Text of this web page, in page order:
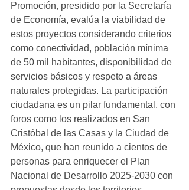
Promoción, presidido por la Secretaría
de Economía, evalúa la viabilidad de
estos proyectos considerando criterios
como conectividad, población mínima
de 50 mil habitantes, disponibilidad de
servicios básicos y respeto a áreas
naturales protegidas. La participación
ciudadana es un pilar fundamental, con
foros como los realizados en San
Cristóbal de las Casas y la Ciudad de
México, que han reunido a cientos de
personas para enriquecer el Plan
Nacional de Desarrollo 2025-2030 con